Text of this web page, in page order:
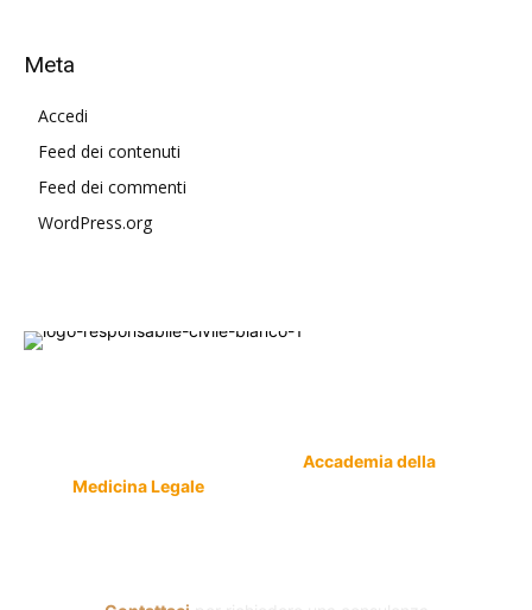
Meta
Accedi
Feed dei contenuti
Feed dei commenti
WordPress.org
Accademia della
Medicina Legale